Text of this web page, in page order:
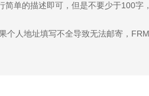
单的描述即可，但是不要少于100字
个人地址填写不全导致无法邮寄，